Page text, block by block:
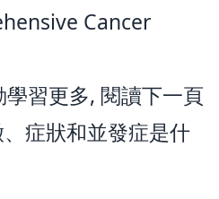
Cancer
習更多, 閱讀下一頁
症狀和並發症是什